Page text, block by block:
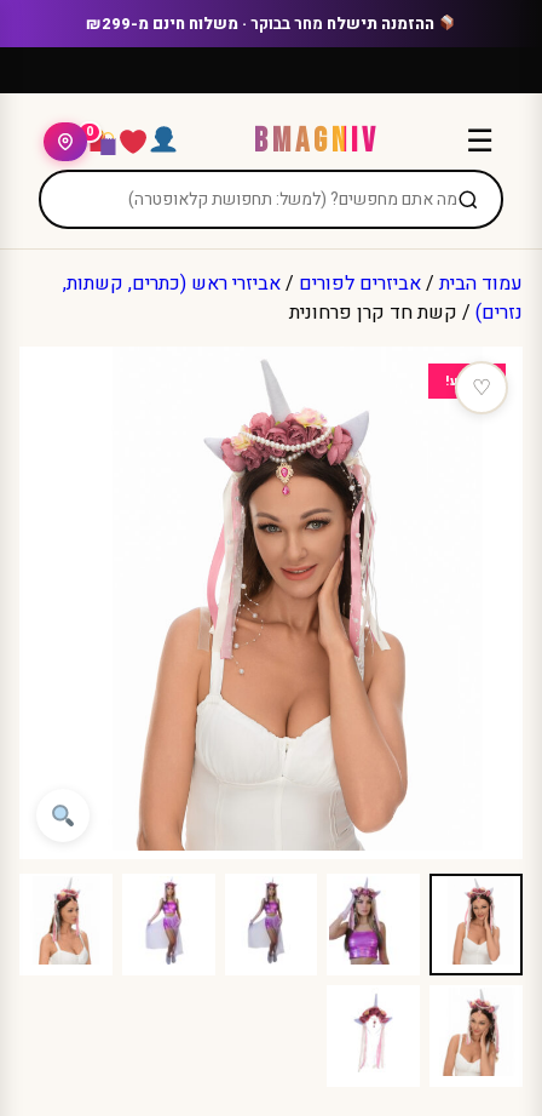
ההזמנה תישלח מחר בבוקר· משלוח חינם מ-₪299
☰
BMAGNIV
0
עמוד הבית/אביזרים לפורים /אביזרי ראש (כתרים, קשתות,
נזרים) / קשת חד קרן פרחונית
מבצע!
♡